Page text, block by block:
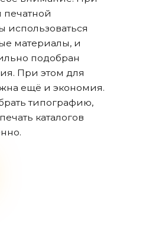
печатной
материалы, и
подобран
При этом для
ещё и экономия.
типографию,
каталогов